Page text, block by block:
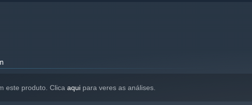
este produto. Clica aqui para veres as análises.